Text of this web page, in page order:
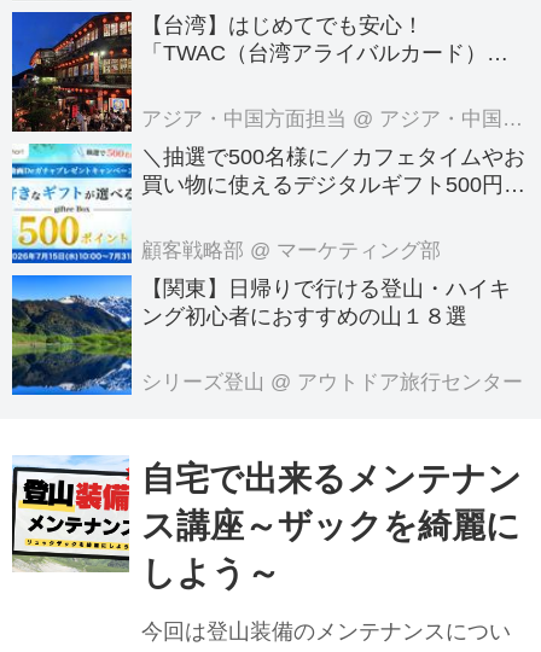
【台湾】はじめてでも安心！
「TWAC（台湾アライバルカード）」
アジア・中国方面担当 @ アジア・中国旅行センター
＼抽選で500名様に／カフェタイムやお
買い物に使えるデジタルギフト500円分
顧客戦略部 @ マーケティング部
【関東】日帰りで行ける登山・ハイキ
ング初心者におすすめの山１８選
シリーズ登山 @ アウトドア旅行センター
自宅で出来るメンテナン
ス講座～ザックを綺麗に
しよう～
今回は登山装備のメンテナンスについ